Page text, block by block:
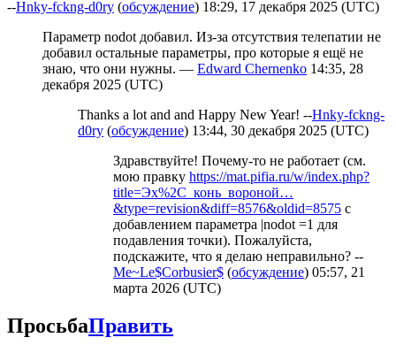
--Hnky-fckng-d0ry (обсуждение) 18:29, 17 декабря 2025 (UTC)
Параметр nodot добавил. Из-за отсутствия телепатии не
добавил остальные параметры, про которые я ещё не
знаю, что они нужны. — Edward Chernenko 14:35, 28
декабря 2025 (UTC)
Thanks a lot and and Happy New Year! --Hnky-fckng-
d0ry (обсуждение) 13:44, 30 декабря 2025 (UTC)
Здравствуйте! Почему-то не работает (см.
мою правку https://mat.pifia.ru/w/index.php?
title=Эх%2C_конь_вороной…
&type=revision&diff=8576&oldid=8575 с
добавлением параметра |nodot =1 для
подавления точки). Пожалуйста,
подскажите, что я делаю неправильно? --
Me~Le$Corbusier$ (обсуждение) 05:57, 21
марта 2026 (UTC)
ПросьбаПравить